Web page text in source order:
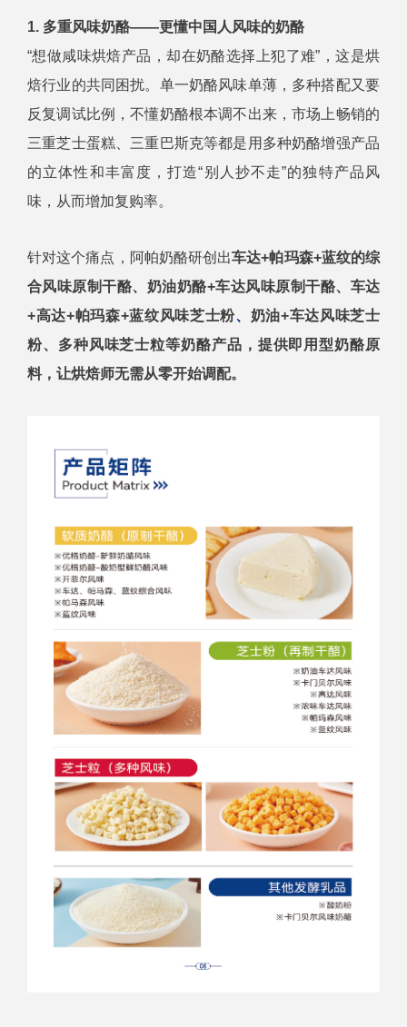
1. 多重风味奶酪——更懂中国人风味的奶酪
“想做咸味烘焙产品，却在奶酪选择上犯了难”，这是烘
焙行业的共同困扰。单一奶酪风味单薄，多种搭配又要
反复调试比例，不懂奶酪根本调不出来，市场上畅销的
三重芝士蛋糕、三重巴斯克等都是用多种奶酪增强产品
的立体性和丰富度，打造“别人抄不走”的独特产品风
味，从而增加复购率。
针对这个痛点，阿帕奶酪研创出车达+帕玛森+蓝纹的综
合风味原制干酪、奶油奶酪+车达风味原制干酪、车达
+高达+帕玛森+蓝纹风味芝士粉、 奶油+车达风味芝士
粉、多种风味芝士粒等奶酪产品， 提供即用型奶酪原
料，让烘焙师无需从零开始调配。